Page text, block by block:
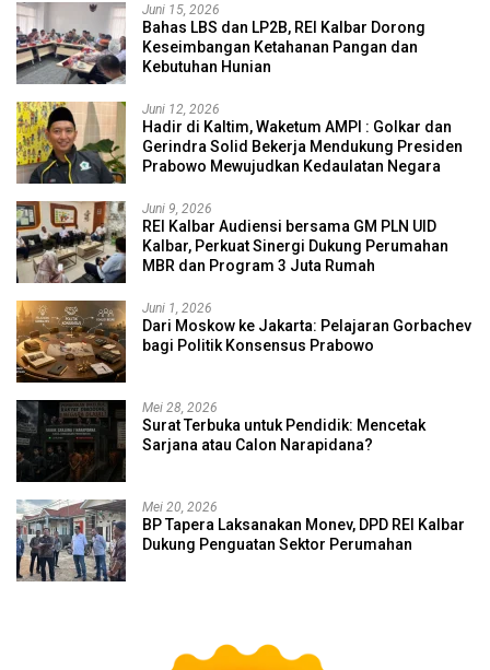
Juni 15, 2026
Bahas LBS dan LP2B, REI Kalbar Dorong
Keseimbangan Ketahanan Pangan dan
Kebutuhan Hunian
Juni 12, 2026
Hadir di Kaltim, Waketum AMPI : Golkar dan
Gerindra Solid Bekerja Mendukung Presiden
Prabowo Mewujudkan Kedaulatan Negara
Juni 9, 2026
REI Kalbar Audiensi bersama GM PLN UID
Kalbar, Perkuat Sinergi Dukung Perumahan
MBR dan Program 3 Juta Rumah
Juni 1, 2026
Dari Moskow ke Jakarta: Pelajaran Gorbachev
bagi Politik Konsensus Prabowo
Mei 28, 2026
Surat Terbuka untuk Pendidik: Mencetak
Sarjana atau Calon Narapidana?
Mei 20, 2026
BP Tapera Laksanakan Monev, DPD REI Kalbar
Dukung Penguatan Sektor Perumahan